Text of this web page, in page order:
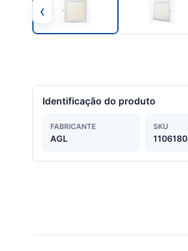
‹
Identificação do produto
FABRICANTE
AGL
SKU
1106180